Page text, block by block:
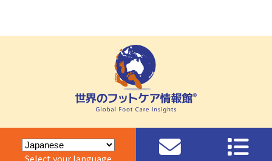
Select your language